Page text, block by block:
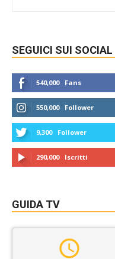
SEGUICI SUI SOCIAL
540,000 Fans
550,000 Follower
9,300 Follower
290,000 Iscritti
GUIDA TV